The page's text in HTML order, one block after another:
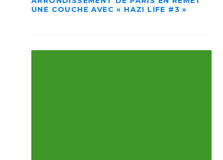
UNE COUCHE AVEC « HAZI LIFE #3 »